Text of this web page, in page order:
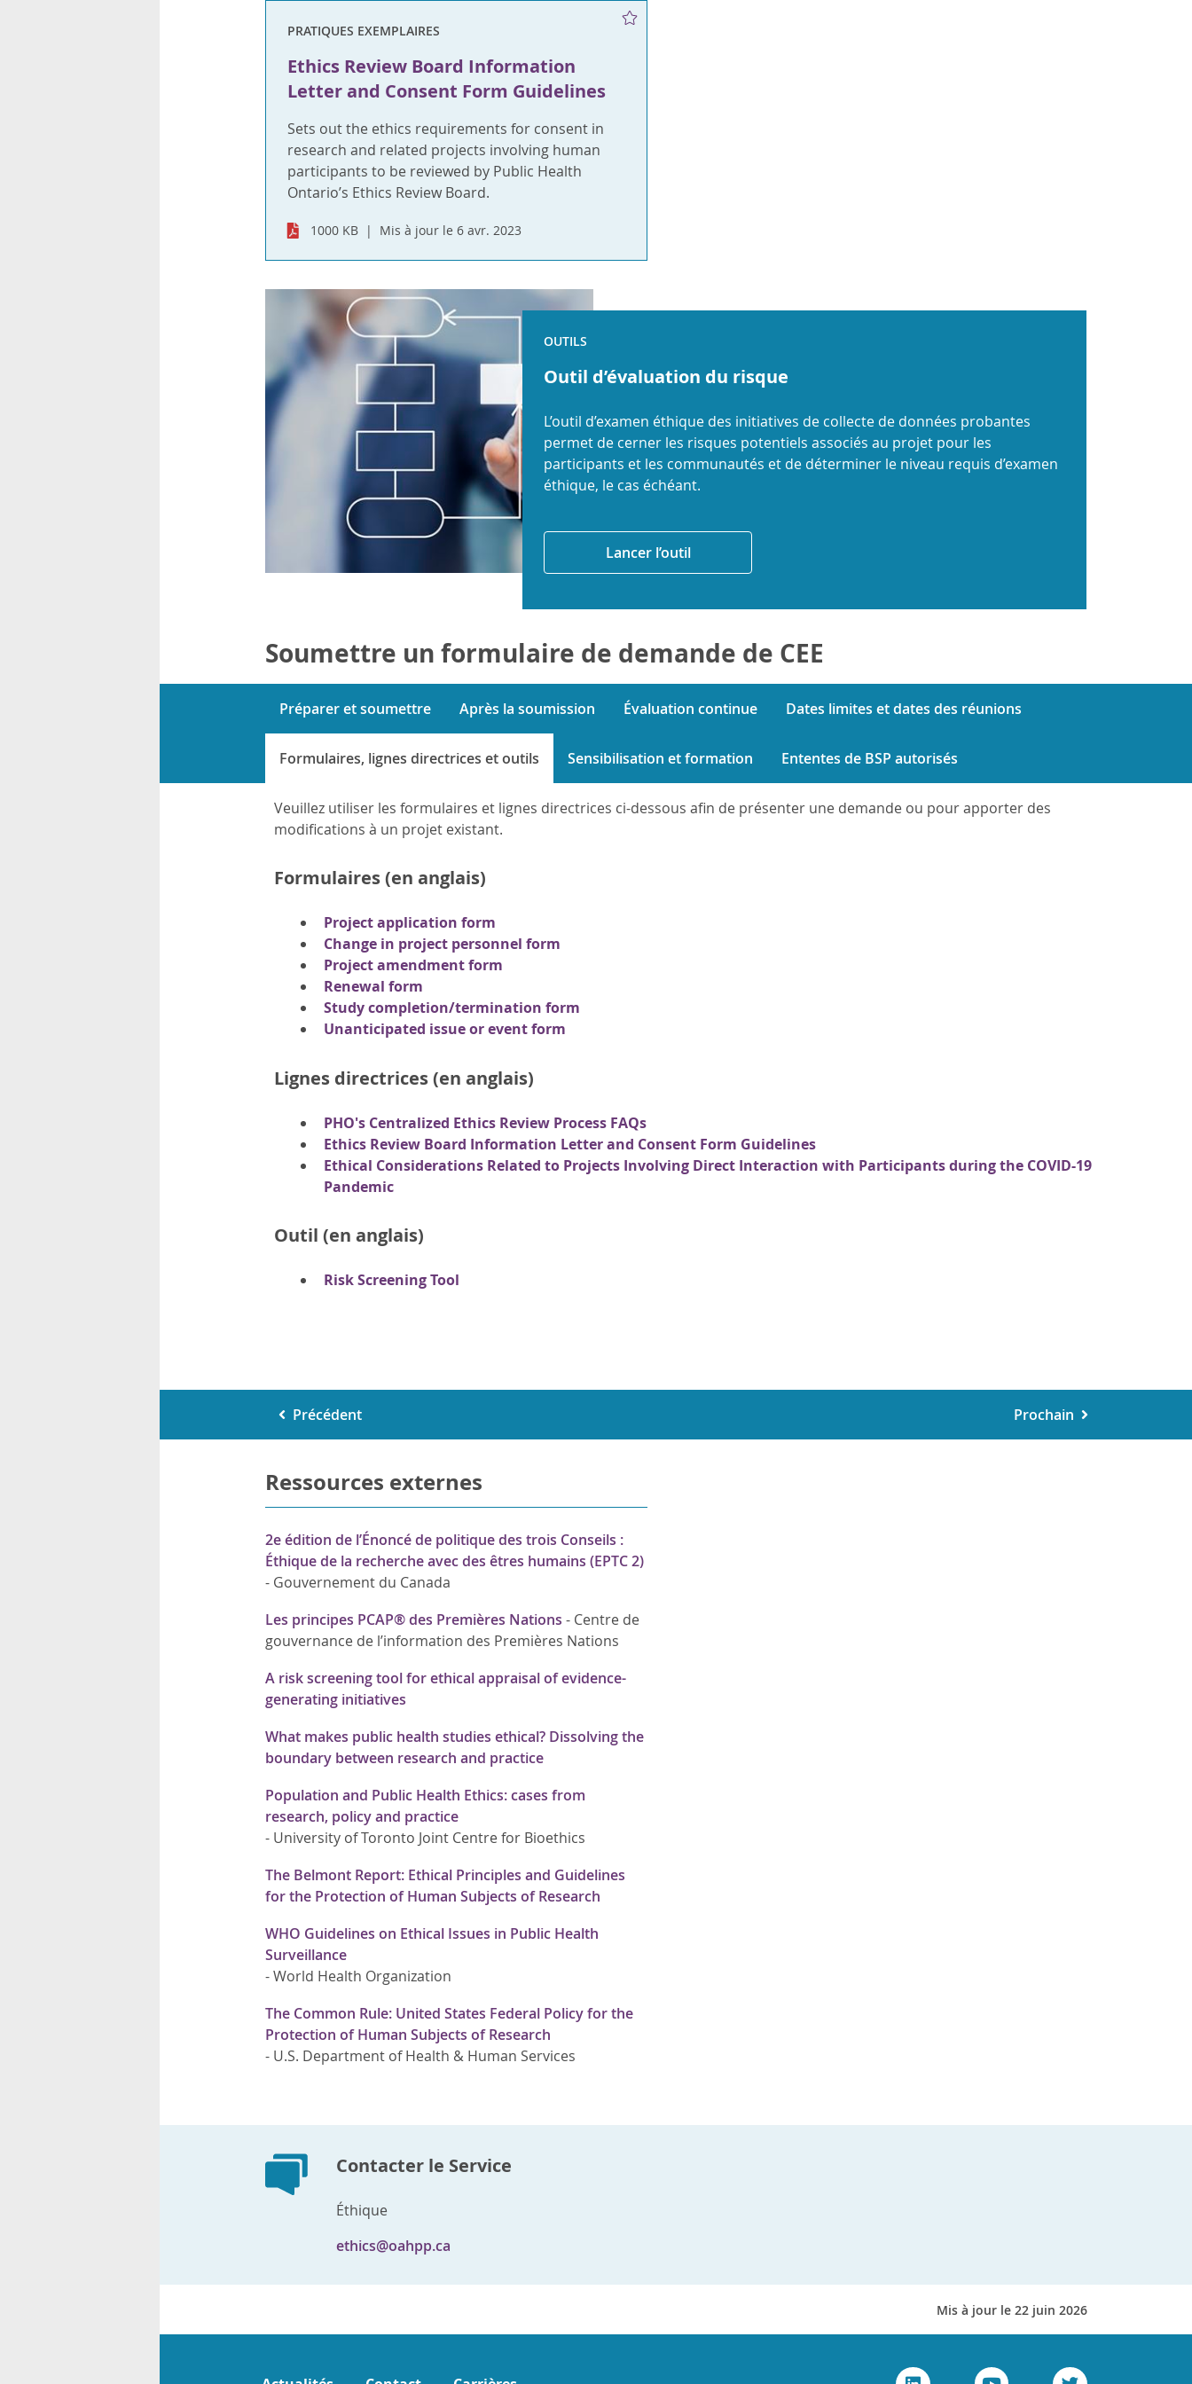
PRATIQUES EXEMPLAIRES
Ethics Review Board Information
Letter and Consent Form Guidelines
Sets out the ethics requirements for consent in
research and related projects involving human
participants to be reviewed by Public Health
Ontario’s Ethics Review Board.
1000 KB Mis à jour le 6 avr. 2023
OUTILS
Outil d’évaluation du risque
L’outil d’examen éthique des initiatives de collecte de données probantes
permet de cerner les risques potentiels associés au projet pour les
participants et les communautés et de déterminer le niveau requis d’examen
éthique, le cas échéant.
Lancer l’outil
Soumettre un formulaire de demande de CEE
Préparer et soumettre Après la soumission Évaluation continue Dates limites et dates des réunions
Formulaires, lignes directrices et outils Sensibilisation et formation Ententes de BSP autorisés
Veuillez utiliser les formulaires et lignes directrices ci-dessous afin de présenter une demande ou pour apporter des
modifications à un projet existant.
Formulaires (en anglais)
Project application form
Change in project personnel form
Project amendment form
Renewal form
Study completion/termination form
Unanticipated issue or event form
Lignes directrices (en anglais)
PHO's Centralized Ethics Review Process FAQs
Ethics Review Board Information Letter and Consent Form Guidelines
Ethical Considerations Related to Projects Involving Direct Interaction with Participants during the COVID-19
Pandemic
Outil (en anglais)
Risk Screening Tool
Précédent Prochain
Ressources externes
2e édition de l’Énoncé de politique des trois Conseils :
Éthique de la recherche avec des êtres humains (EPTC 2)
-Gouvernement du Canada
Les principes PCAP® des Premières Nations -Centre de
gouvernance de l’information des Premières Nations
A risk screening tool for ethical appraisal of evidence-
generating initiatives
What makes public health studies ethical? Dissolving the
boundary between research and practice
Population and Public Health Ethics: cases from
research, policy and practice
-University of Toronto Joint Centre for Bioethics
The Belmont Report: Ethical Principles and Guidelines
for the Protection of Human Subjects of Research
WHO Guidelines on Ethical Issues in Public Health
Surveillance
-World Health Organization
The Common Rule: United States Federal Policy for the
Protection of Human Subjects of Research
-U.S. Department of Health & Human Services
Contacter le Service
Éthique
ethics@oahpp.ca
Mis à jour le 22 juin 2026